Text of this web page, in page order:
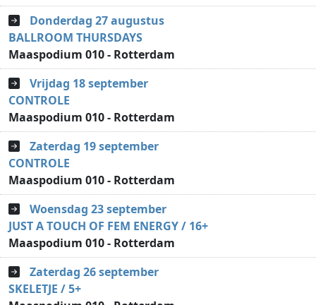
Donderdag 27 augustus
BALLROOM THURSDAYS
Maaspodium 010 - Rotterdam
Vrijdag 18 september
CONTROLE
Maaspodium 010 - Rotterdam
Zaterdag 19 september
CONTROLE
Maaspodium 010 - Rotterdam
Woensdag 23 september
JUST A TOUCH OF FEM ENERGY / 16+
Maaspodium 010 - Rotterdam
Zaterdag 26 september
SKELETJE / 5+